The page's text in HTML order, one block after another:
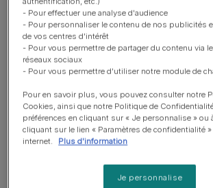
en sécurité dans son nouvel
Comprendre ces raisons est la première
apprendre à votre chiot où dormir et
nocturnes.
Faut-il laisser
la nuit ?
- Pour effectuer une analyse d'audience
- Pour personnaliser le contenu de nos publicités
de vos centres d'intérêt
- Pour vous permettre de partager du contenu via
réseaux sociaux
- Pour vous permettre d'utiliser notre module de
Pour en savoir plus, vous pouvez consulter notre
Cookies, ainsi que notre Politique de
préférences en cliquant sur « Je personnalise » ou
cliquant sur le lien « Paramètres de confidentialité
internet.
Plus d'information
Je personnalise